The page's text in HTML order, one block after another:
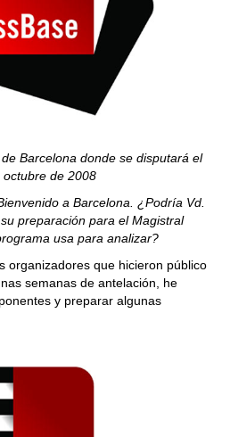
Barcelona donde se disputará el
de 2008
a Barcelona. ¿Podría Vd.
preparación para el Magistral
usa para analizar?
organizadores que hicieron público
semanas de antelación, he
y preparar algunas